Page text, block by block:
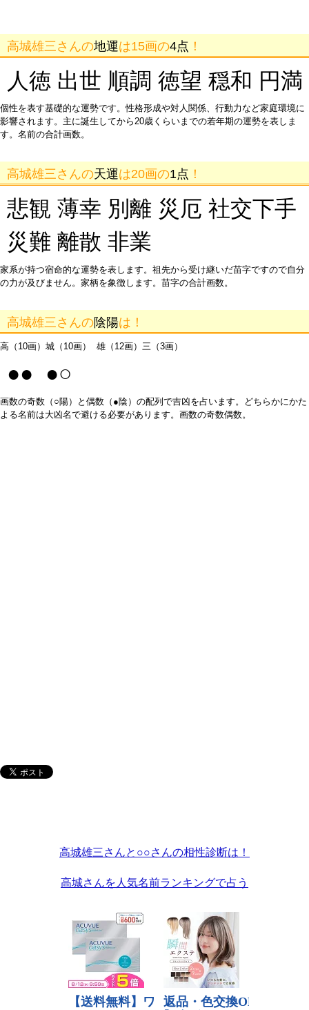
高城雄三さんの地運は15画の4点 ！
人徳 出世 順調 徳望 穏和 円満
個性を表す基礎的な運勢です。性格形成や対人関係、行動力など家庭環境に
影響されます。主に誕生してから20歳くらいまでの若年期の運勢を表しま
す。名前の合計画数。
高城雄三さんの天運は20画の1点 ！
悲観 薄幸 別離 災厄 社交下手
災難 離散 非業
家系が持つ宿命的な運勢を表します。祖先から受け継いだ苗字ですので自分
の力が及びません。家柄を象徴します。苗字の合計画数。
高城雄三さんの陰陽は！
高（10画）城（10画） 雄（12画）三（3画）
●● ●○
画数の奇数（○陽）と偶数（●陰）の配列で吉凶を占います。どちらかにかた
よる名前は大凶名で避ける必要があります。画数の奇数偶数。
高城雄三さんと○○さんの相性診断は！
高城さんを人気名前ランキングで占う